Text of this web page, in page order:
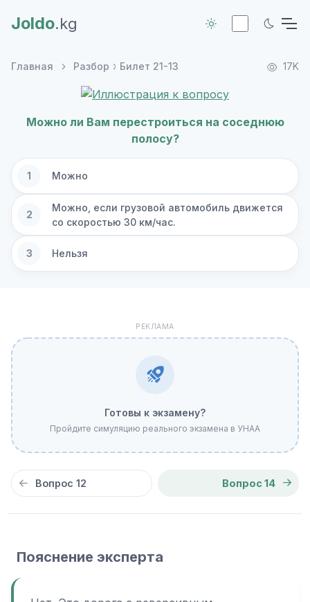
Joldo.kg
Главная Разбор Билет 21-13 17K
Можно ли Вам перестроиться на соседнюю
полосу?
1 Можно
2
Можно, если грузовой автомобиль движется
со скоростью 30 км/час.
3 Нельзя
РЕКЛАМА
Готовы к экзамену?
Пройдите симуляцию реального экзамена в УНАА
Вопрос 12 Вопрос 14
Пояснение эксперта